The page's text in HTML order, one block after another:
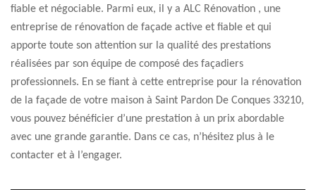
fiable et négociable. Parmi eux, il y a ALC Rénovation , une
entreprise de rénovation de façade active et fiable et qui
apporte toute son attention sur la qualité des prestations
réalisées par son équipe de composé des façadiers
professionnels. En se fiant à cette entreprise pour la rénovation
de la façade de votre maison à Saint Pardon De Conques 33210,
vous pouvez bénéficier d’une prestation à un prix abordable
avec une grande garantie. Dans ce cas, n’hésitez plus à le
contacter et à l’engager.